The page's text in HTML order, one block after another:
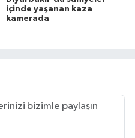
içinde yaşanan kaza
kamerada